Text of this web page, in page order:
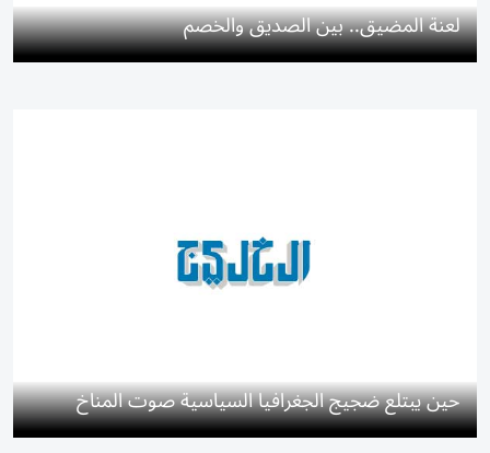
لعنة المضيق.. بين الصديق والخصم
حين يبتلع ضجيج الجغرافيا السياسية صوت المناخ